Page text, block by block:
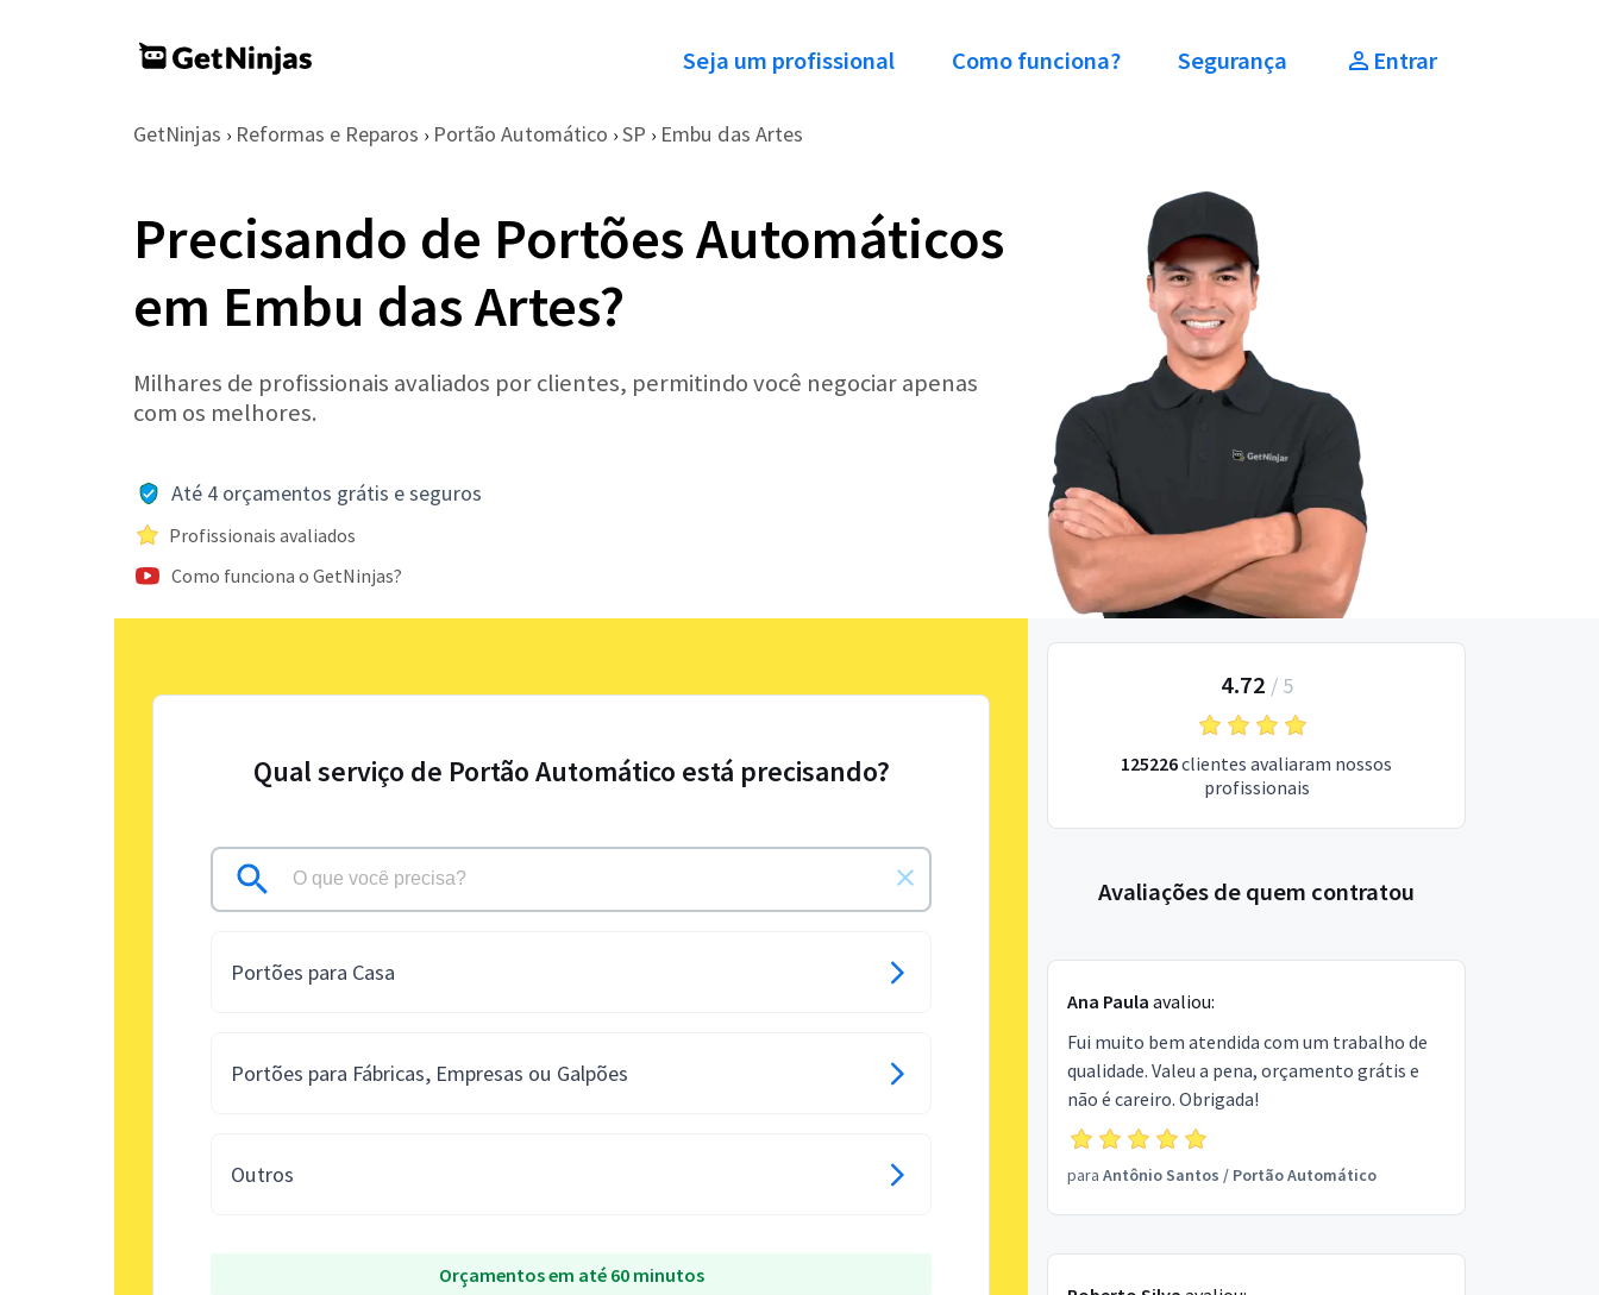
Seja um profissional Como funciona? Segurança Entrar
GetNinjas › Reformas e Reparos › Portão Automático › SP › Embu das Artes
Precisando de Portões Automáticos
em Embu das Artes?
Milhares de profissionais avaliados por clientes, permitindo você negociar apenas
com os melhores.
Até 4 orçamentos grátis e seguros
Profissionais avaliados
Como funciona o GetNinjas?
Qual serviço de Portão Automático está precisando?
Portões para Casa
Portões para Fábricas, Empresas ou Galpões
Outros
Orçamentos em até 60 minutos
4.72 / 5
125226clientes avaliaram nossos
profissionais
Avaliações de quem contratou
Ana Paula avaliou:
Fui muito bem atendida com um trabalho de
qualidade. Valeu a pena, orçamento grátis e
não é careiro. Obrigada!
para Antônio Santos / Portão Automático